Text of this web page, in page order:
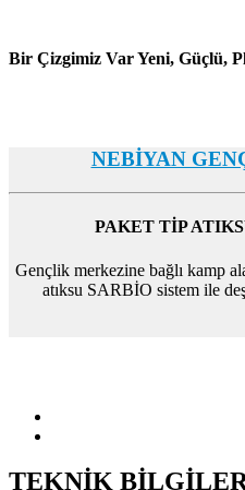
Bir Çizgimiz Var Yeni, Güçlü,
NEBİYAN
PAKET TİP
Gençlik merkezine bağlı kamp
atıksu SARBİO sistem ile
TEKNİK